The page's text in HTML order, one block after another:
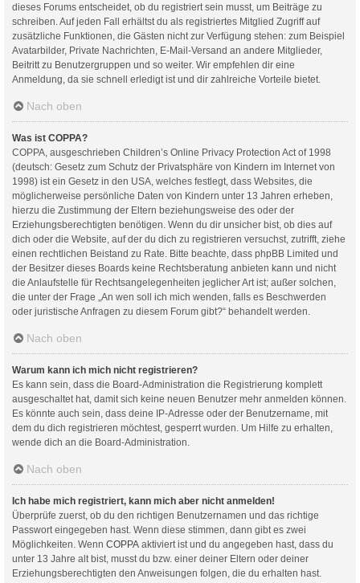
dieses Forums entscheidet, ob du registriert sein musst, um Beiträge zu
schreiben. Auf jeden Fall erhältst du als registriertes Mitglied Zugriff auf
zusätzliche Funktionen, die Gästen nicht zur Verfügung stehen: zum Beispiel
Avatarbilder, Private Nachrichten, E-Mail-Versand an andere Mitglieder,
Beitritt zu Benutzergruppen und so weiter. Wir empfehlen dir eine
Anmeldung, da sie schnell erledigt ist und dir zahlreiche Vorteile bietet.
Nach oben
Was ist COPPA?
COPPA, ausgeschrieben Children’s Online Privacy Protection Act of 1998
(deutsch: Gesetz zum Schutz der Privatsphäre von Kindern im Internet von
1998) ist ein Gesetz in den USA, welches festlegt, dass Websites, die
möglicherweise persönliche Daten von Kindern unter 13 Jahren erheben,
hierzu die Zustimmung der Eltern beziehungsweise des oder der
Erziehungsberechtigten benötigen. Wenn du dir unsicher bist, ob dies auf
dich oder die Website, auf der du dich zu registrieren versuchst, zutrifft, ziehe
einen rechtlichen Beistand zu Rate. Bitte beachte, dass phpBB Limited und
der Besitzer dieses Boards keine Rechtsberatung anbieten kann und nicht
die Anlaufstelle für Rechtsangelegenheiten jeglicher Art ist; außer solchen,
die unter der Frage „An wen soll ich mich wenden, falls es Beschwerden
oder juristische Anfragen zu diesem Forum gibt?“ behandelt werden.
Nach oben
Warum kann ich mich nicht registrieren?
Es kann sein, dass die Board-Administration die Registrierung komplett
ausgeschaltet hat, damit sich keine neuen Benutzer mehr anmelden können.
Es könnte auch sein, dass deine IP-Adresse oder der Benutzername, mit
dem du dich registrieren möchtest, gesperrt wurden. Um Hilfe zu erhalten,
wende dich an die Board-Administration.
Nach oben
Ich habe mich registriert, kann mich aber nicht anmelden!
Überprüfe zuerst, ob du den richtigen Benutzernamen und das richtige
Passwort eingegeben hast. Wenn diese stimmen, dann gibt es zwei
Möglichkeiten. Wenn COPPA aktiviert ist und du angegeben hast, dass du
unter 13 Jahre alt bist, musst du bzw. einer deiner Eltern oder deiner
Erziehungsberechtigten den Anweisungen folgen, die du erhalten hast.